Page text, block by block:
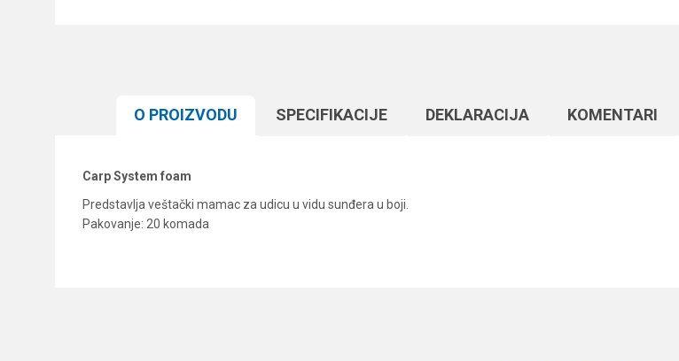
O PROIZVODU SPECIFIKACIJЕ DEKLARACIJA KOMENTARI
Carp System foam
Predstavlja veštački mamac za udicu u vidu sunđera u boji.
Pakovanje: 20 komada